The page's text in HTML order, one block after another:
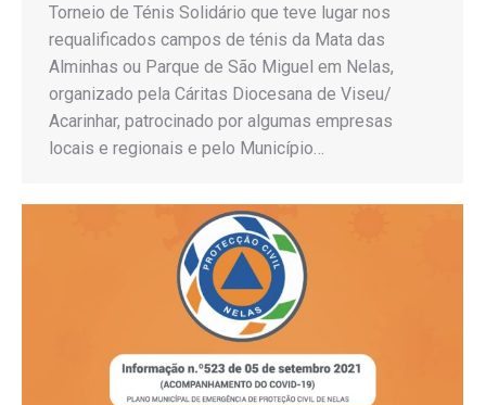
Torneio de Ténis Solidário que teve lugar nos
requalificados campos de ténis da Mata das
Alminhas ou Parque de São Miguel em Nelas,
organizado pela Cáritas Diocesana de Viseu/
Acarinhar, patrocinado por algumas empresas
locais e regionais e pelo Município…